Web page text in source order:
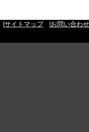
|サイトマップ|お問い合わせ